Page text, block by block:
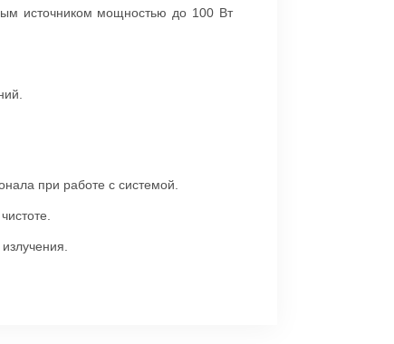
источником мощностью до 100 Вт
при работе с системой.